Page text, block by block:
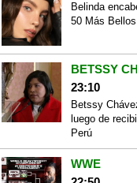
Belinda
50 Más
BETSSY
23:10
Betssy
luego de
Perú
WWE